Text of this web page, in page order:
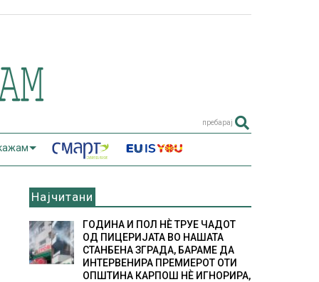
пребарај
Најчитани
ГОДИНА И ПОЛ НÈ ТРУЕ ЧАДОТ
ОД ПИЦЕРИЈАТА ВО НАШАТА
СТАНБЕНА ЗГРАДА, БАРАМЕ ДА
ИНТЕРВЕНИРА ПРЕМИЕРОТ ОТИ
ОПШТИНА КАРПОШ НÈ ИГНОРИРА,